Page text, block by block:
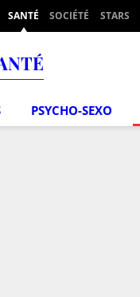
SANTÉ SOCIÉTÉ STARS
PSYCHO-SEXO